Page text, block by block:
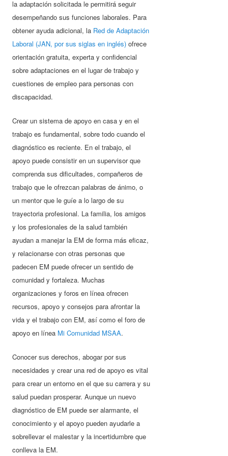
la adaptación solicitada le permitirá seguir
desempeñando sus funciones laborales. Para
obtener ayuda adicional, la Red de Adaptación
Laboral (JAN, por sus siglas en inglés) ofrece
orientación gratuita, experta y confidencial
sobre adaptaciones en el lugar de trabajo y
cuestiones de empleo para personas con
discapacidad.
Crear un sistema de apoyo en casa y en el
trabajo es fundamental, sobre todo cuando el
diagnóstico es reciente. En el trabajo, el
apoyo puede consistir en un supervisor que
comprenda sus dificultades, compañeros de
trabajo que le ofrezcan palabras de ánimo, o
un mentor que le guíe a lo largo de su
trayectoria profesional. La familia, los amigos
y los profesionales de la salud también
ayudan a manejar la EM de forma más eficaz,
y relacionarse con otras personas que
padecen EM puede ofrecer un sentido de
comunidad y fortaleza. Muchas
organizaciones y foros en línea ofrecen
recursos, apoyo y consejos para afrontar la
vida y el trabajo con EM, así como el foro de
apoyo en línea Mi Comunidad MSAA.
Conocer sus derechos, abogar por sus
necesidades y crear una red de apoyo es vital
para crear un entorno en el que su carrera y su
salud puedan prosperar. Aunque un nuevo
diagnóstico de EM puede ser alarmante, el
conocimiento y el apoyo pueden ayudarle a
sobrellevar el malestar y la incertidumbre que
conlleva la EM.